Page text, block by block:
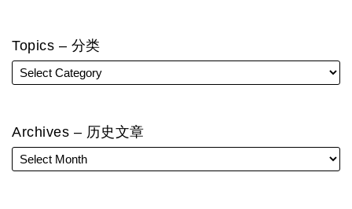
Topics – 分类
Archives – 历史文章